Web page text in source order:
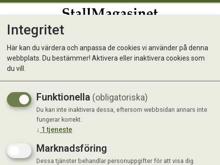
Grimskaft i cushion web m
kedja Svart
Integritet
Här kan du värdera och anpassa de cookies vi använder på denna
webbplats. Du bestämmer! Aktivera eller inaktivera cookies som
du vill.
Funktionella (obligatoriska)
Du kan inte inaktivera dessa, eftersom webbsidan annars inte
fungerar korrekt.
↓ 1 tjeneste
Marknadsföring
Dessa tjänster behandlar personuppgifter för att visa dig